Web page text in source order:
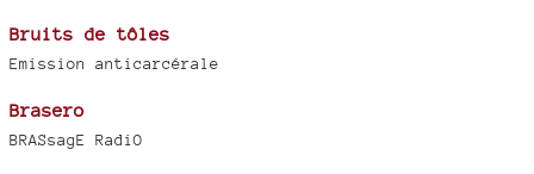
Bruits de tôles
Emission anticarcérale
Brasero
BRASsagE RadiO